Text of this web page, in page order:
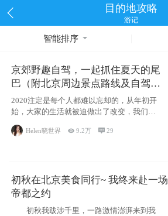
目的地攻略
游记
智能排序
京郊野趣自驾，一起抓住夏天的尾
巴（附北京周边景点路线及自驾攻
略）
2020注定是每个人都难以忘却的，从年初开
始，大家的生活就被迫做出了改变，我们也
不例外。本来双双辞职是为
Helen晓世界 9.2万 29
初秋在北京美食同行~ 我终来赴一场
帝都之约
初秋我跋涉千里，一路激情澎湃来到我